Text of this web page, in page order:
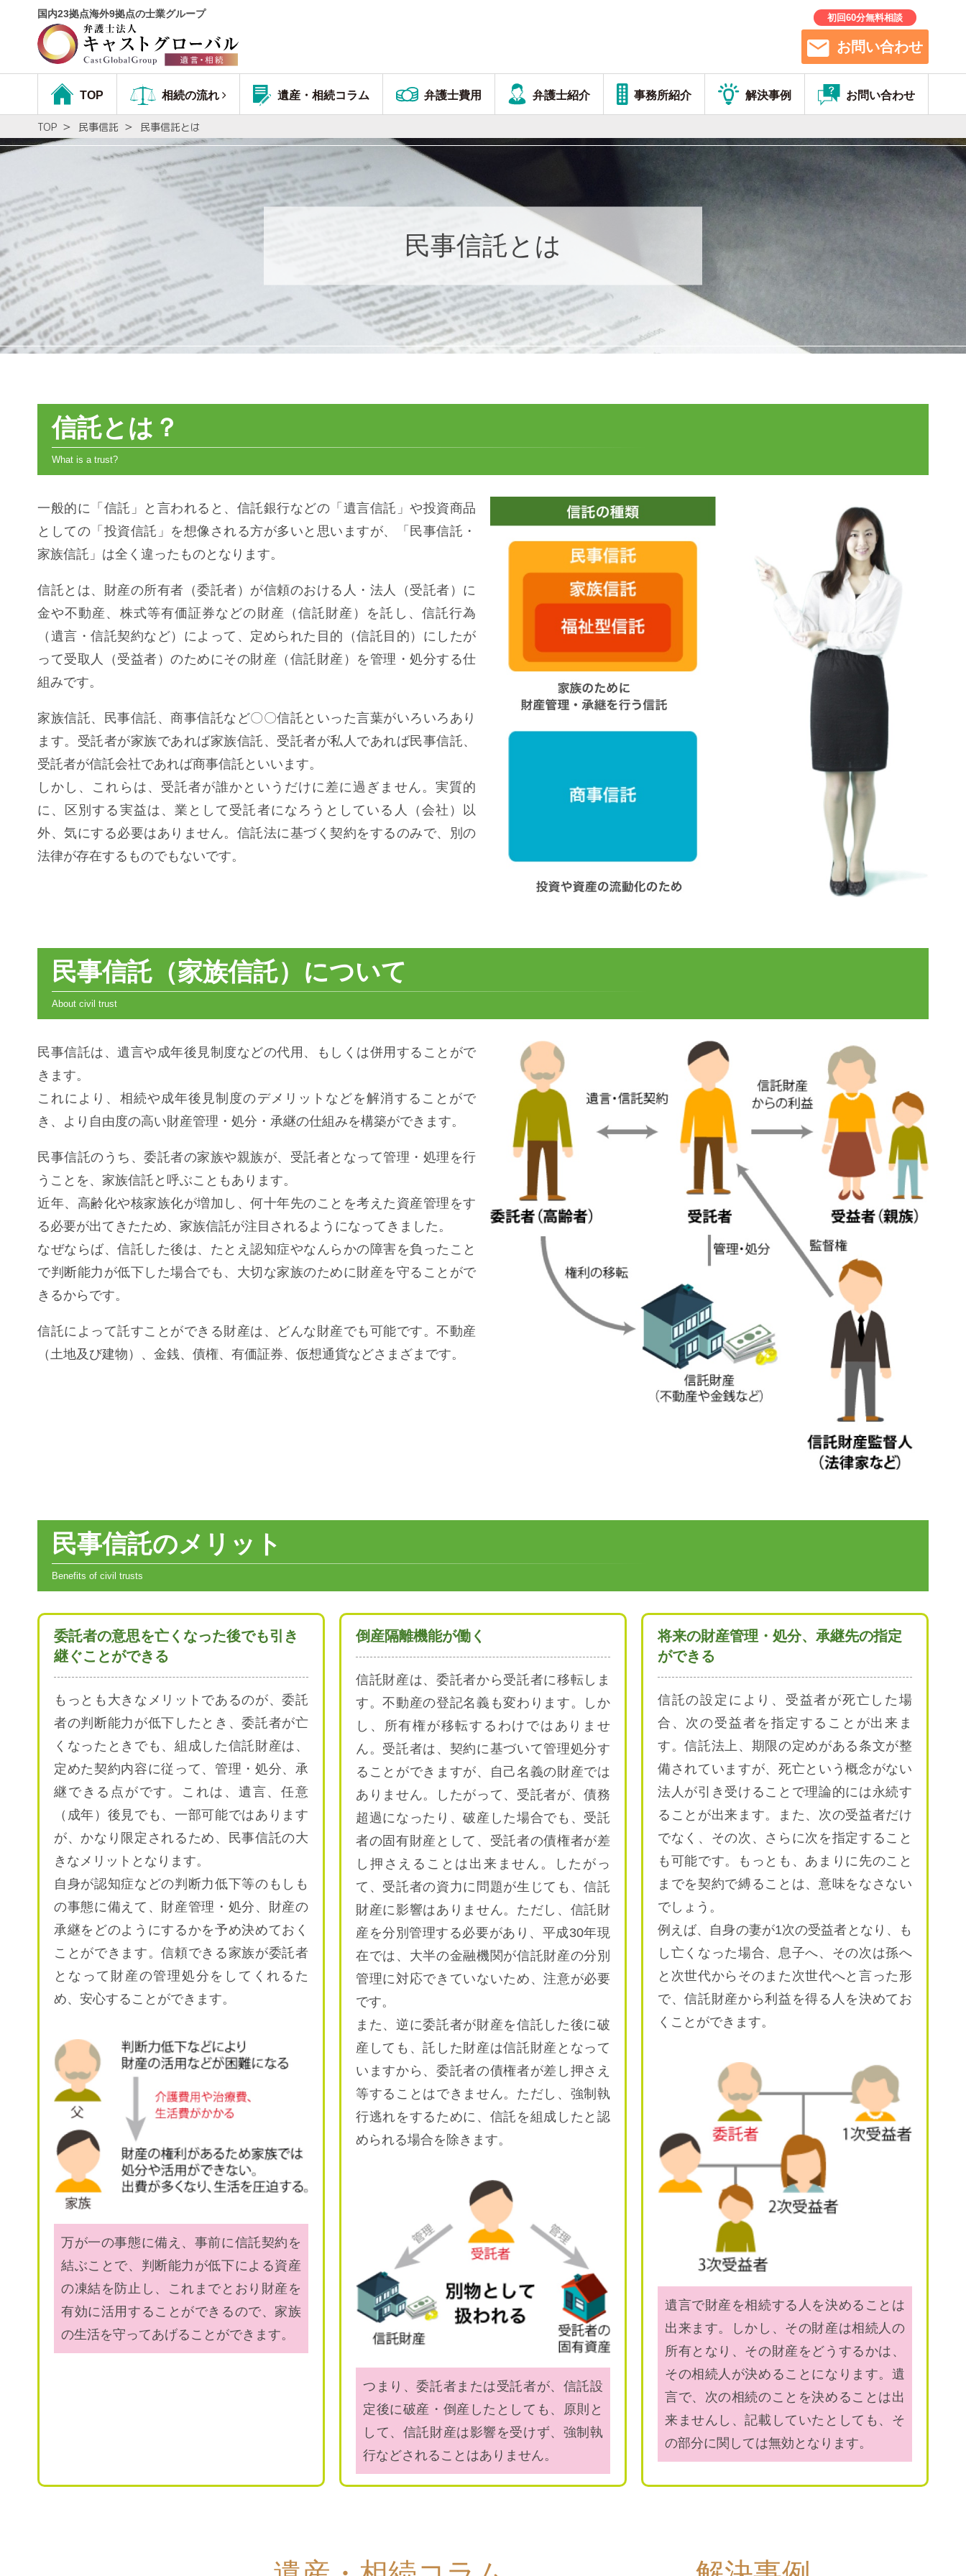
国内23拠点海外9拠点の士業グループ 初回60分無料相談
お問い合わせ
TOP 相続の流れ 遺産・相続コラム 弁護士費用 弁護士紹介 事務所紹介 解決事例 お問い合わせ
TOP 民事信託 民事信託とは
民事信託とは
信託とは？
一般的に「信託」と言われると、信託銀行などの「遺言信託」や投資商品
としての「投資信託」を想像される方が多いと思いますが、「民事信託・
家族信託」は全く違ったものとなります。
信託とは、財産の所有者（委託者）が信頼のおける人・法人（受託者）に
金や不動産、株式等有価証券などの財産（信託財産）を託し、信託行為
（遺言・信託契約など）によって、定められた目的（信託目的）にしたが
って受取人（受益者）のためにその財産（信託財産）を管理・処分する仕
組みです。
家族信託、民事信託、商事信託など〇〇信託といった言葉がいろいろあり
ます。受託者が家族であれば家族信託、受託者が私人であれば民事信託、
受託者が信託会社であれば商事信託といいます。
しかし、これらは、受託者が誰かというだけに差に過ぎません。実質的
に、区別する実益は、業として受託者になろうとしている人（会社）以
外、気にする必要はありません。信託法に基づく契約をするのみで、別の
法律が存在するものでもないです。
民事信託（家族信託）について
民事信託は、遺言や成年後見制度などの代用、もしくは併用することがで
きます。
これにより、相続や成年後見制度のデメリットなどを解消することがで
き、より自由度の高い財産管理・処分・承継の仕組みを構築ができます。
民事信託のうち、委託者の家族や親族が、受託者となって管理・処理を行
うことを、家族信託と呼ぶこともあります。
近年、高齢化や核家族化が増加し、何十年先のことを考えた資産管理をす
る必要が出てきたため、家族信託が注目されるようになってきました。
なぜならば、信託した後は、たとえ認知症やなんらかの障害を負ったこと
で判断能力が低下した場合でも、大切な家族のために財産を守ることがで
きるからです。
信託によって託すことができる財産は、どんな財産でも可能です。不動産
（土地及び建物）、金銭、債権、有価証券、仮想通貨などさまざまです。
民事信託のメリット
委託者の意思を亡くなった後でも引き
継ぐことができる
もっとも大きなメリットであるのが、委託
者の判断能力が低下したとき、委託者が亡
くなったときでも、組成した信託財産は、
定めた契約内容に従って、管理・処分、承
継できる点がです。これは、遺言、任意
（成年）後見でも、一部可能ではあります
が、かなり限定されるため、民事信託の大
きなメリットとなります。
自身が認知症などの判断力低下等のもしも
の事態に備えて、財産管理・処分、財産の
承継をどのようにするかを予め決めておく
ことができます。信頼できる家族が委託者
となって財産の管理処分をしてくれるた
め、安心することができます。
万が一の事態に備え、事前に信託契約を
結ぶことで、判断能力が低下による資産
の凍結を防止し、これまでとおり財産を
有効に活用することができるので、家族
の生活を守ってあげることができます。
倒産隔離機能が働く
信託財産は、委託者から受託者に移転しま
す。不動産の登記名義も変わります。しか
し、所有権が移転するわけではありませ
ん。受託者は、契約に基づいて管理処分す
ることができますが、自己名義の財産では
ありません。したがって、受託者が、債務
超過になったり、破産した場合でも、受託
者の固有財産として、受託者の債権者が差
し押さえることは出来ません。したがっ
て、受託者の資力に問題が生じても、信託
財産に影響はありません。ただし、信託財
産を分別管理する必要があり、平成30年現
在では、大半の金融機関が信託財産の分別
管理に対応できていないため、注意が必要
です。
また、逆に委託者が財産を信託した後に破
産しても、託した財産は信託財産となって
いますから、委託者の債権者が差し押さえ
等することはできません。ただし、強制執
行逃れをするために、信託を組成したと認
められる場合を除きます。
つまり、委託者または受託者が、信託設
定後に破産・倒産したとしても、原則と
して、信託財産は影響を受けず、強制執
行などされることはありません。
将来の財産管理・処分、承継先の指定
ができる
信託の設定により、受益者が死亡した場
合、次の受益者を指定することが出来ま
す。信託法上、期限の定めがある条文が整
備されていますが、死亡という概念がない
法人が引き受けることで理論的には永続す
ることが出来ます。また、次の受益者だけ
でなく、その次、さらに次を指定すること
も可能です。もっとも、あまりに先のこと
までを契約で縛ることは、意味をなさない
でしょう。
例えば、自身の妻が1次の受益者となり、も
し亡くなった場合、息子へ、その次は孫へ
と次世代からそのまた次世代へと言った形
で、信託財産から利益を得る人を決めてお
くことができます。
遺言で財産を相続する人を決めることは
出来ます。しかし、その財産は相続人の
所有となり、その財産をどうするかは、
その相続人が決めることになります。遺
言で、次の相続のことを決めることは出
来ませんし、記載していたとしても、そ
の部分に関しては無効となります。